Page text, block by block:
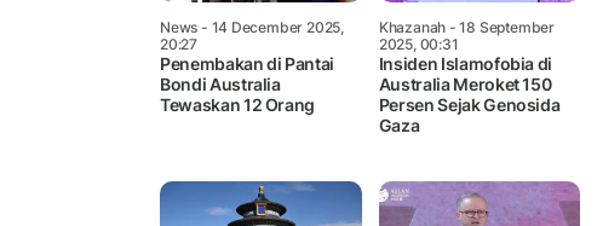
News - 14 December 2025,
20:27
Penembakan di Pantai
Bondi Australia
Tewaskan 12 Orang
Khazanah - 18 September
2025, 00:31
Insiden Islamofobia di
Australia Meroket 150
Persen Sejak Genosida
Gaza